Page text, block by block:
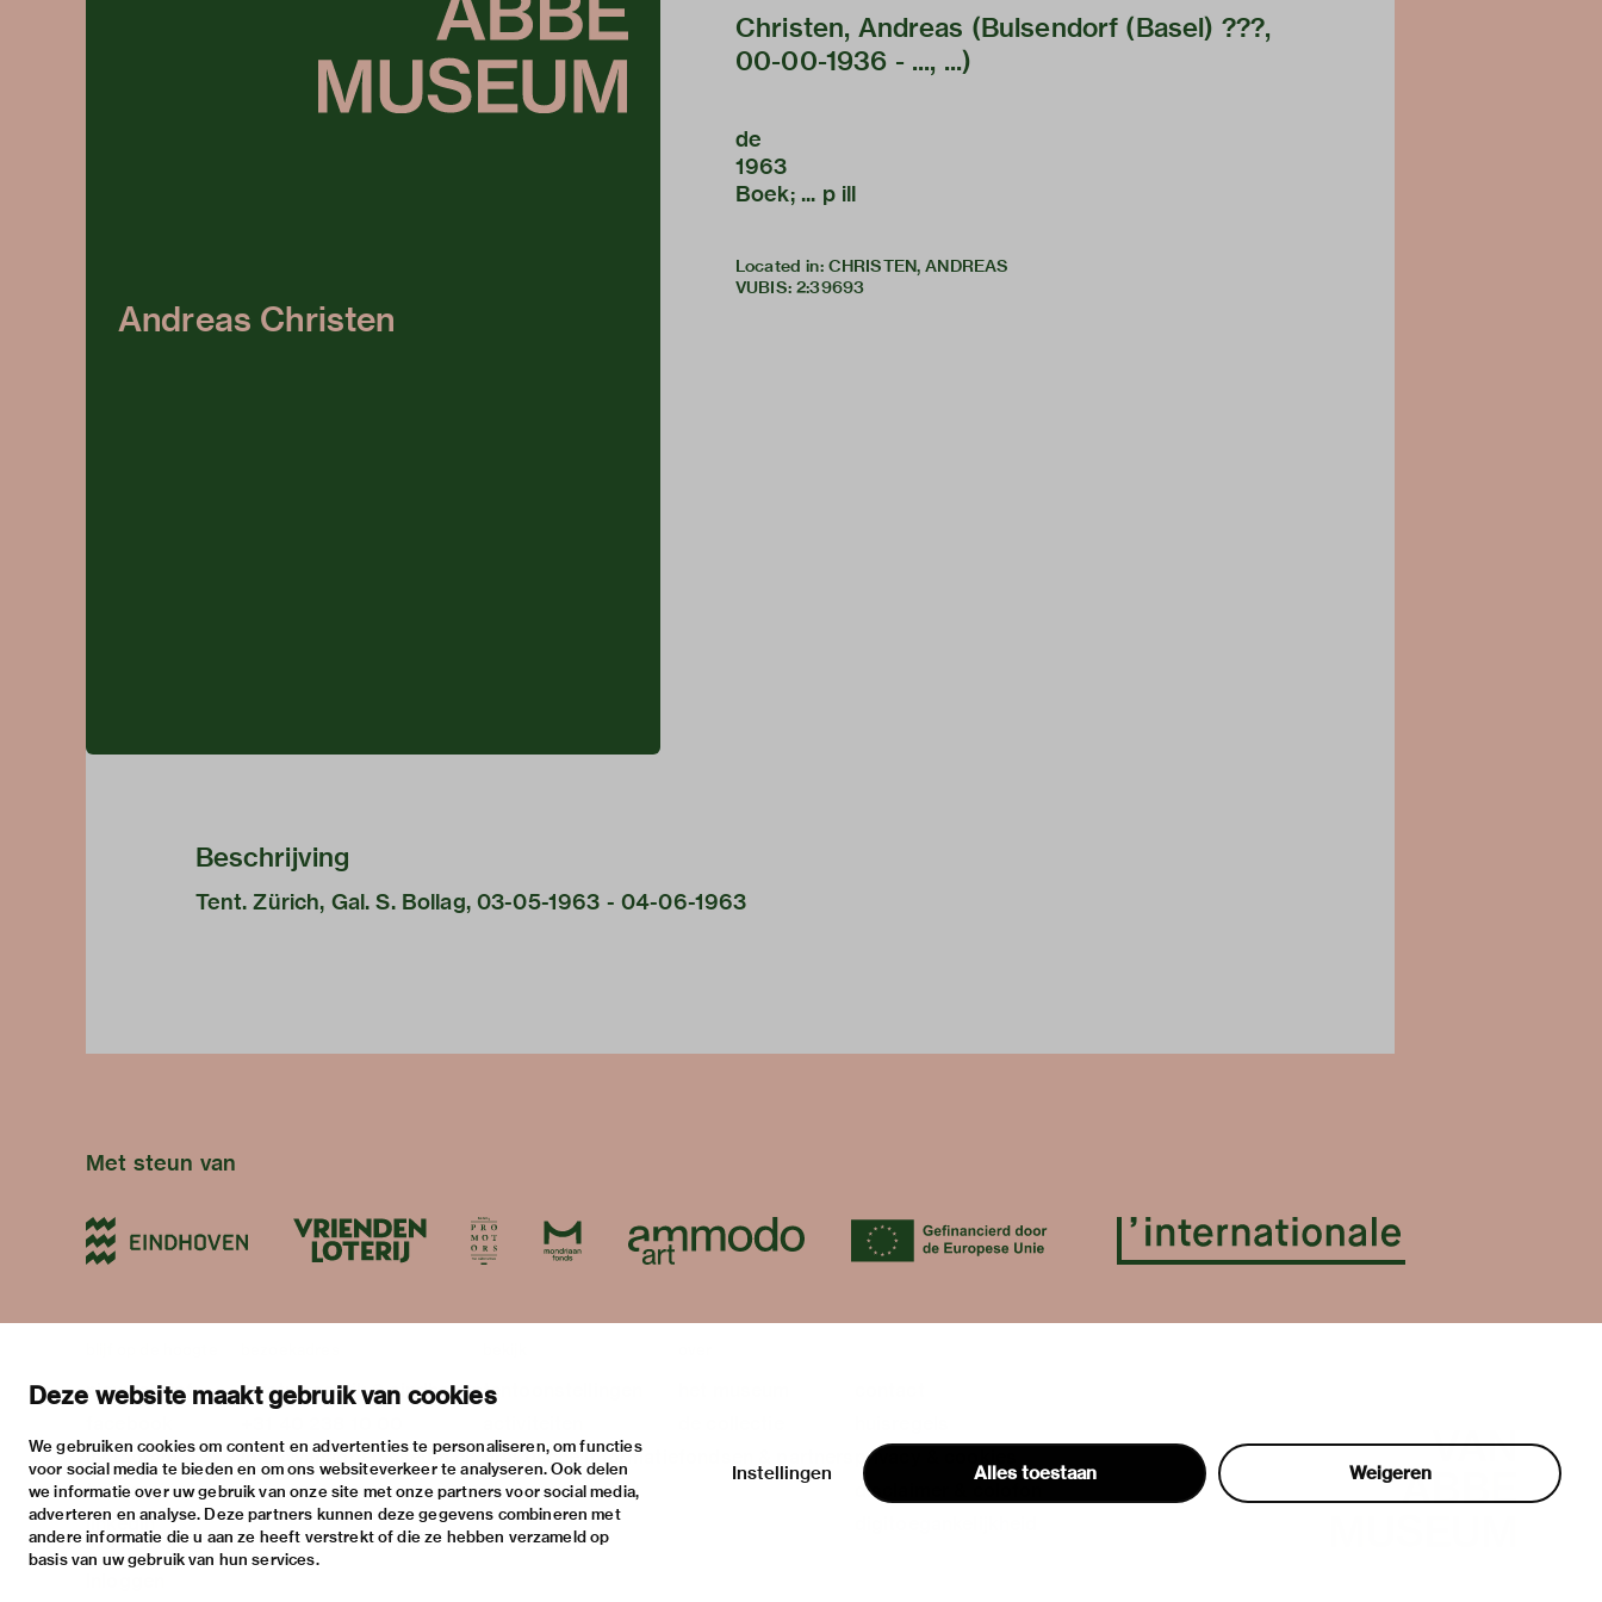
Deze website maakt gebruik van cookies
We gebruiken cookies om content en advertenties te personaliseren, om functies
voor social media te bieden en om ons websiteverkeer te analyseren. Ook delen
we informatie over uw gebruik van onze site met onze partners voor social media,
adverteren en analyse. Deze partners kunnen deze gegevens combineren met
andere informatie die u aan ze heeft verstrekt of die ze hebben verzameld op
basis van uw gebruik van hun services.
Alles toestaan Weigeren
Instellingen
Andreas Christen
Christen, Andreas (Bulsendorf (Basel) ???,
00-00-1936 - ..., ...)
de
1963
Boek; ... p ill
Located in: CHRISTEN, ANDREAS
VUBIS: 2:39693
Beschrijving
Tent. Zürich, Gal. S. Bollag, 03-05-1963 - 04-06-1963
Met steun van
nieuwsbrief
instagram
twitter
linkedin
stratumsedijk 2 eindhoven
info@vanabbemuseum.nl
tentoonstellingen
praktische informatie
privacy & cookies
disclaimer & colofon